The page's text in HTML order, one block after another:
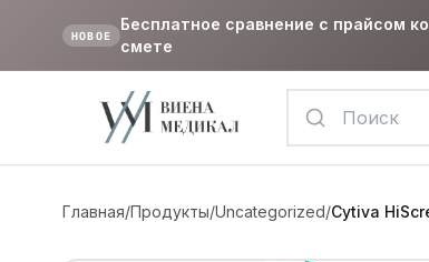
НОВОЕ
Бесплатное сравнение с прайсом
смете
Главная/Продукты/Uncategorized/Cytiva